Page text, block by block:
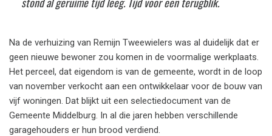
Na de verhuizing van Remijn Tweewielers was al duidelijk dat er
geen nieuwe bewoner zou komen in de voormalige werkplaats.
Het perceel, dat eigendom is van de gemeente, wordt in de loop
van november verkocht aan een ontwikkelaar voor de bouw van
vijf woningen. Dat blijkt uit een selectiedocument van de
Gemeente Middelburg. In al die jaren hebben verschillende
garagehouders er hun brood verdiend.